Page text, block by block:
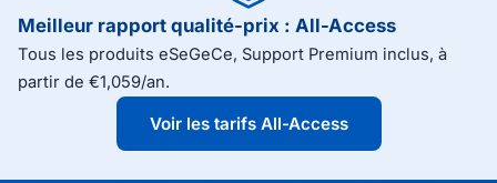
Meilleur rapport qualité-prix : All-Access
Tous les produits eSeGeCe, Support Premium inclus, à
partir de €1,059/an.
Voir les tarifs All-Access